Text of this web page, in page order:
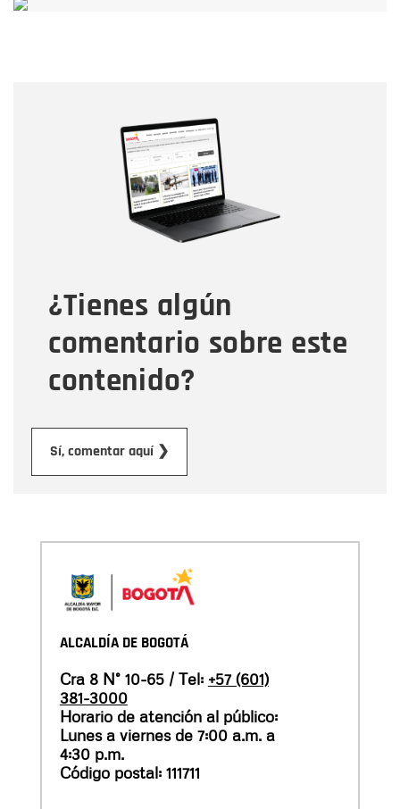
¿Tienes algún
comentario sobre este
contenido?
Sí, comentar aquí ❯
Correo electrónico
Tipo de comentario
Mensaje
ALCALDÍA DE BOGOTÁ
Cra 8 N° 10-65 / Tel: +57 (601)
381-3000
Horario de atención al público:
Lunes a viernes de 7:00 a.m. a
4:30 p.m.
Código postal: 111711